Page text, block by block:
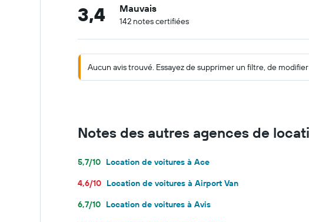
3,4 Mauvais
142 notes certifiées
Aucun avis trouvé. Essayez de supprimer un filtre, de
Notes des autres agences de
5,7/10 Location de voitures à Ace
4,6/10 Location de voitures à Airport Van
6,7/10 Location de voitures à Avis